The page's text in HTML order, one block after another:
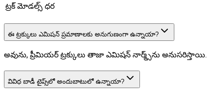
ట్రక్ మోడల్స్ ధర
ఈ ట్రక్కులు ఎమిషన్ ప్రమాణాలకు అనుగుణంగా ఉన్నాయా?
అవును, ప్రీమియర్ ట్రక్కులు తాజా ఎమిషన్ నార్మ్స్‌ను అనుసరిస్తాయి.
వివిధ బాడీ టైప్స్‌లో అందుబాటులో ఉన్నాయా?